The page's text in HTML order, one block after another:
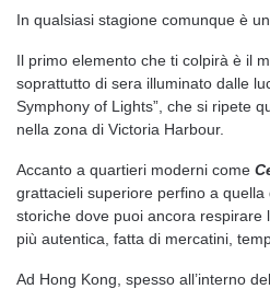
In qualsiasi stagione comunque è
Il primo elemento che ti colpirà è il
soprattutto di sera illuminato dalle
Symphony of Lights”, che si ripete
nella zona di Victoria Harbour.
Accanto a quartieri moderni come
grattacieli superiore perfino a
storiche dove puoi ancora respirare
più autentica, fatta di mercatini,
Ad Hong Kong, spesso all’interno